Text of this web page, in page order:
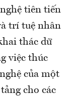
tiên tiến
trí tuệ nhân
thác dữ
việc thúc
của một
cho các